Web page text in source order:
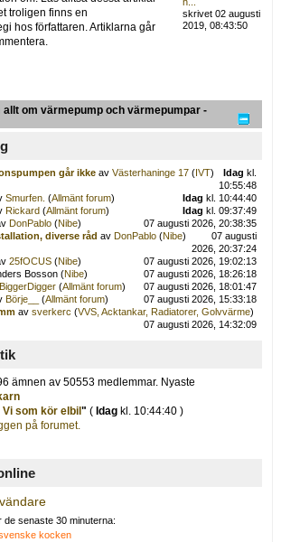
troligen finns en
hos författaren. Artiklarna går
skrivet 02 augusti
2019, 08:43:50
om värmepump och värmepumpar -
går ikkeav Västerhaninge 17(IVT) Idag kl.
10:55:48
Smurfen. (Allmänt forum) Idag kl. 10:44:40
Rickard(Allmänt forum) Idag kl. 09:37:49
DonPablo(Nibe)
07 augusti 2026, 20:38:35
diverse råd av DonPablo(Nibe)
07 augusti
2026, 20:37:24
25fOCUS(Nibe)
07 augusti 2026, 19:02:13
Bosson (Nibe)
07 augusti 2026, 18:26:18
BiggerDigger(Allmänt forum)
07 augusti 2026, 18:01:47
Börje__ (Allmänt forum)
07 augusti 2026, 15:33:18
av sverkerc (VVS, Acktankar, Radiatorer, Golvvärme)
07 augusti 2026, 14:32:09
ämnen av 50553 medlemmar. Nyaste
Vi som kör elbil" ( Idag kl. 10:44:40 )
på forumet.
senaste 30 minuterna:
kocken